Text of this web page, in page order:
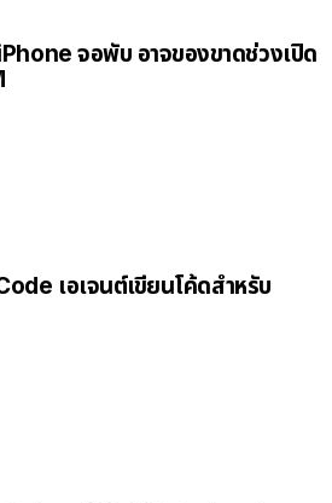
จอพับ อาจของขาดช่วงเปิด
เอเจนต์เขียนโค้ดสำหรับ